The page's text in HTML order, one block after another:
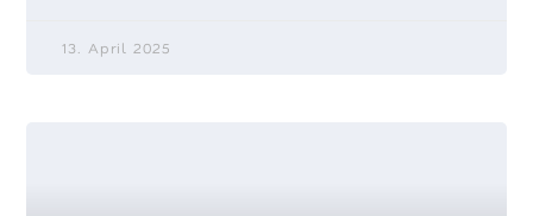
13. April 2025